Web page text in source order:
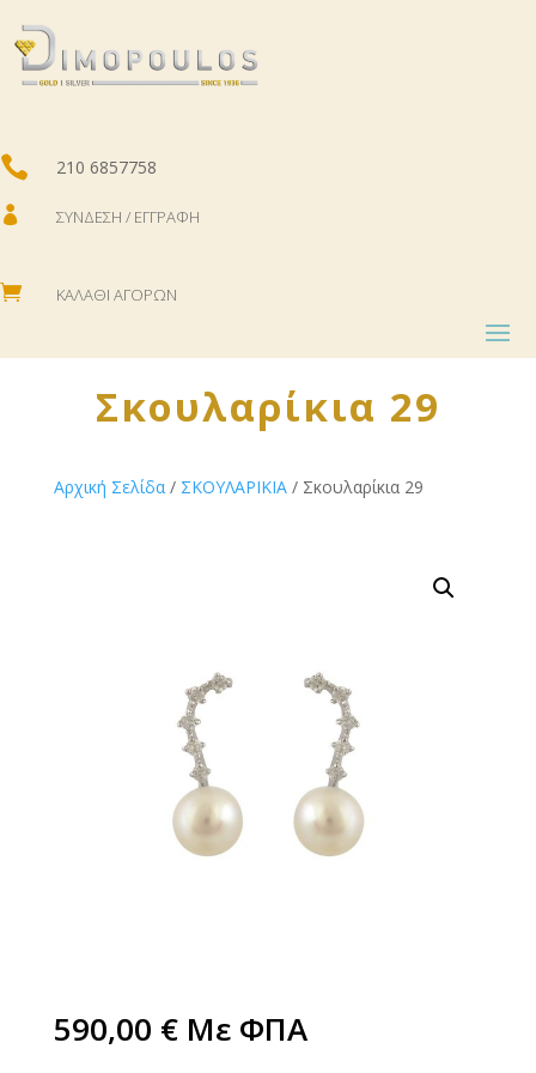
 210 6857758
 ΣΎΝΔΕΣΗ / ΕΓΓΡΑΦΉ
 ΚΑΛΆΘΙ ΑΓΟΡΏΝ
Σκουλαρίκια 29
Αρχική Σελίδα/ ΣΚΟΥΛΑΡΙΚΙΑ/ Σκουλαρίκια 29
590,00 € Με ΦΠΑ